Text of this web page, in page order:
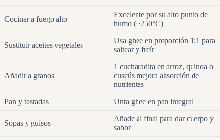
Cocinar a fuego alto
Excelente por su alto punto de
humo (~250°C)
Sustituir aceites vegetales
Usa ghee en proporción 1:1 para
saltear y freír
Añadir a granos
1 cucharadita en arroz, quinoa o
cuscús mejora absorción de
nutrientes
Pan y tostadas Unta ghee en pan integral
Sopas y guisos
Añade al final para dar cuerpo y
sabor